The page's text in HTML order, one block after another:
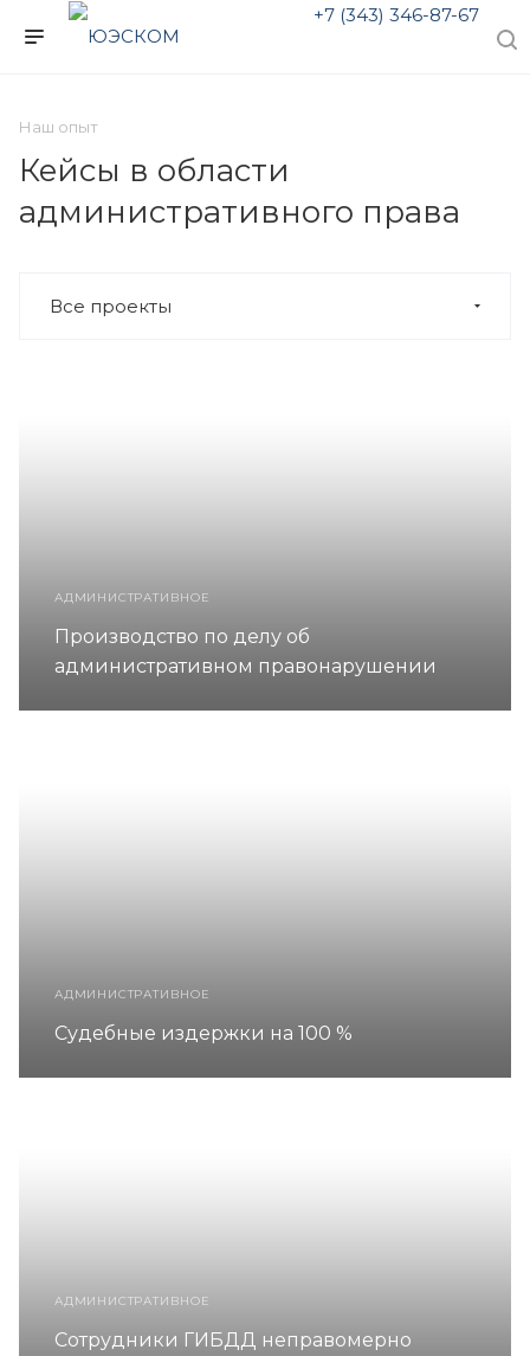
+7 (343) 346-87-67
Наш опыт
Кейсы в области
административного права
Все проекты
АДМИНИСТРАТИВНОЕ
Производство по делу об
административном правонарушении
АДМИНИСТРАТИВНОЕ
Судебные издержки на 100 %
АДМИНИСТРАТИВНОЕ
Сотрудники ГИБДД неправомерно